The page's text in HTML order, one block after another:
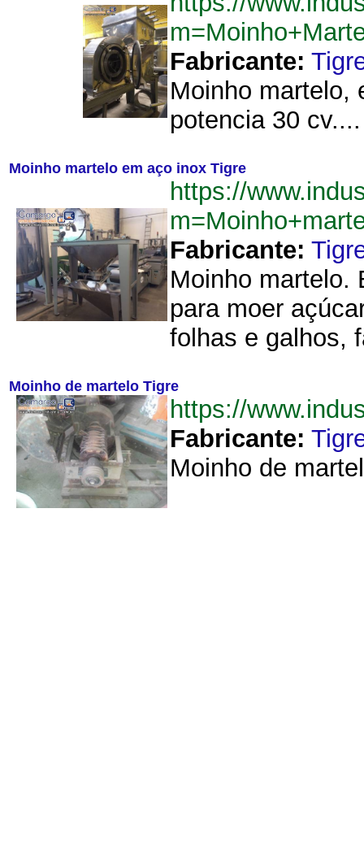
Fabricante:
Moinho martelo,
potencia 30 cv....
Moinho martelo em aço inox Tigre
https://
Fabricante:
Moinho martelo.
para moer
folhas e galhos,
Moinho de martelo Tigre
https://
Fabricante:
Moinho de